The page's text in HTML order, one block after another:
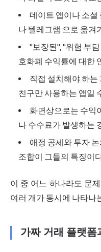
데이트 앱이나 소셜
나 텔레그램 으로 옮겨
"보장된", "위험 부
호화폐 수익률에 대한
직접 설치해야 하는
친구만 사용하는 앱일
화면상으로는 수익
나 수수료가 발생하는
애정 공세와 투자
조합이 그들의 특징이
이 중 어느 하나라도 문
여러 개가 동시에 나타나
가짜 거래 플랫